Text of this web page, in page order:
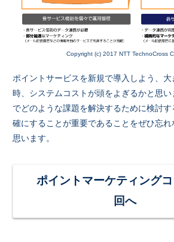
Copyright (c) 2017 NTT TechnoCross
ポイントサービスを新規で導入しよう、
時、システムコストが頭をよぎるかと思
でどのような課題を解決するために検討
確にすることが重要であることをぜひ忘れ
思います。
ポイントマーケティング
回へ